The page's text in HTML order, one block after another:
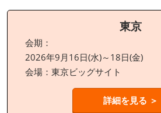
東京
会期：
2026年9月16日(水)～18日(金)
会場：東京ビッグサイト
詳細を見る ＞